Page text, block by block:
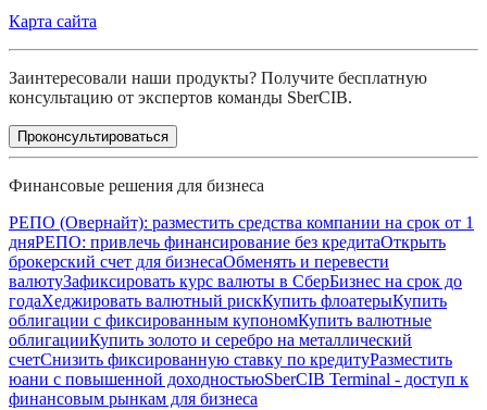
Карта сайта
Заинтересовали наши продукты? Получите бесплатную
консультацию от экспертов команды SberCIB.
Проконсультироваться
Финансовые решения для бизнеса
РЕПО (Овернайт): разместить средства компании на срок от 1
дняРЕПО: привлечь финансирование без кредитаОткрыть
брокерский счет для бизнесаОбменять и перевести
валютуЗафиксировать курс валюты в СберБизнес на срок до
годаХеджировать валютный рискКупить флоатерыКупить
облигации с фиксированным купономКупить валютные
облигацииКупить золото и серебро на металлический
счетСнизить фиксированную ставку по кредитуРазместить
юани с повышенной доходностьюSberCIB Terminal - доступ к
финансовым рынкам для бизнеса